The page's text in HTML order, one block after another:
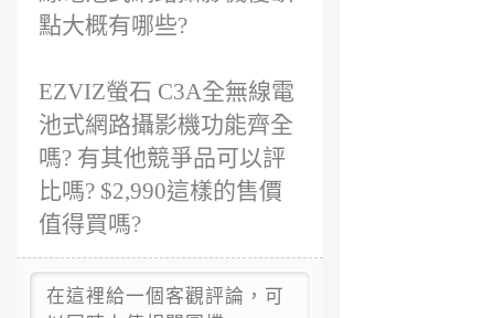
點大概有哪些?
EZVIZ螢石 C3A全無線電
池式網路攝影機功能齊全
嗎? 有其他競爭品可以評
比嗎? $2,990這樣的售價
值得買嗎?